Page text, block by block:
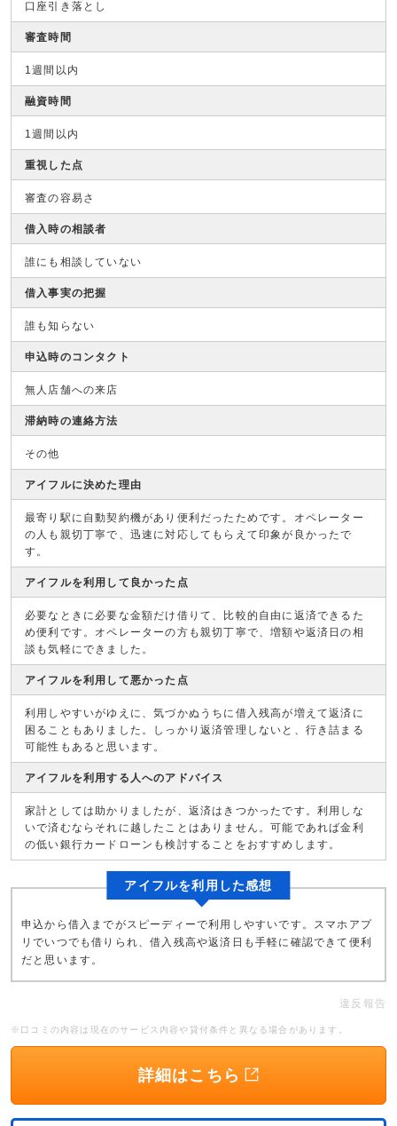
口座引き落とし
審査時間
1週間以内
融資時間
1週間以内
重視した点
審査の容易さ
借入時の相談者
誰にも相談していない
借入事実の把握
誰も知らない
申込時のコンタクト
無人店舗への来店
滞納時の連絡方法
その他
アイフルに決めた理由
最寄り駅に自動契約機があり便利だったためです。オペレーター
の人も親切丁寧で、迅速に対応してもらえて印象が良かったで
す。
アイフルを利用して良かった点
必要なときに必要な金額だけ借りて、比較的自由に返済できるた
め便利です。オペレーターの方も親切丁寧で、増額や返済日の相
談も気軽にできました。
アイフルを利用して悪かった点
利用しやすいがゆえに、気づかぬうちに借入残高が増えて返済に
困ることもありました。しっかり返済管理しないと、行き詰まる
可能性もあると思います。
アイフルを利用する人へのアドバイス
家計としては助かりましたが、返済はきつかったです。利用しな
いで済むならそれに越したことはありません。可能であれば金利
の低い銀行カードローンも検討することをおすすめします。
アイフルを利用した感想
申込から借入までがスピーディーで利用しやすいです。スマホアプ
リでいつでも借りられ、借入残高や返済日も手軽に確認できて便利
だと思います。
違反報告
※口コミの内容は現在のサービス内容や貸付条件と異なる場合があります。
詳細はこちら